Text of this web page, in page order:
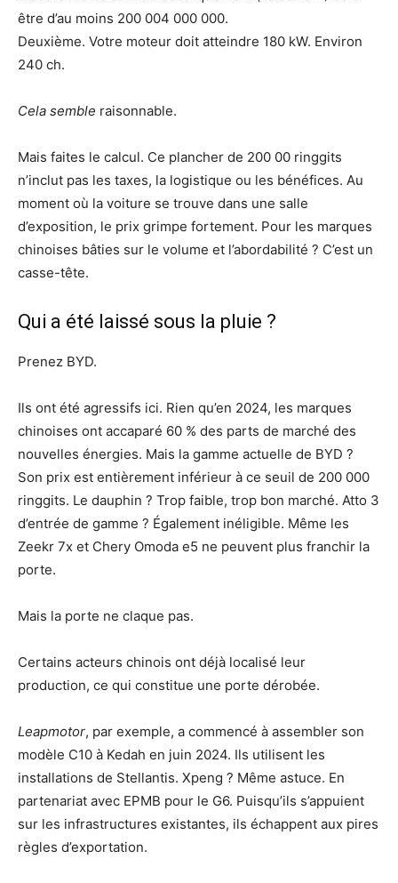
être d’au moins 200 004 000 000.
Deuxième. Votre moteur doit atteindre 180 kW. Environ
240 ch.
Cela semble raisonnable.
Mais faites le calcul. Ce plancher de 200 00 ringgits
n’inclut pas les taxes, la logistique ou les bénéfices. Au
moment où la voiture se trouve dans une salle
d’exposition, le prix grimpe fortement. Pour les marques
chinoises bâties sur le volume et l’abordabilité ? C’est un
casse-tête.
Qui a été laissé sous la pluie ?
Prenez BYD.
Ils ont été agressifs ici. Rien qu’en 2024, les marques
chinoises ont accaparé 60 % des parts de marché des
nouvelles énergies. Mais la gamme actuelle de BYD ?
Son prix est entièrement inférieur à ce seuil de 200 000
ringgits. Le dauphin ? Trop faible, trop bon marché. Atto 3
d’entrée de gamme ? Également inéligible. Même les
Zeekr 7x et Chery Omoda e5 ne peuvent plus franchir la
porte.
Mais la porte ne claque pas.
Certains acteurs chinois ont déjà localisé leur
production, ce qui constitue une porte dérobée.
Leapmotor, par exemple, a commencé à assembler son
modèle C10 à Kedah en juin 2024. Ils utilisent les
installations de Stellantis. Xpeng ? Même astuce. En
partenariat avec EPMB pour le G6. Puisqu’ils s’appuient
sur les infrastructures existantes, ils échappent aux pires
règles d’exportation.